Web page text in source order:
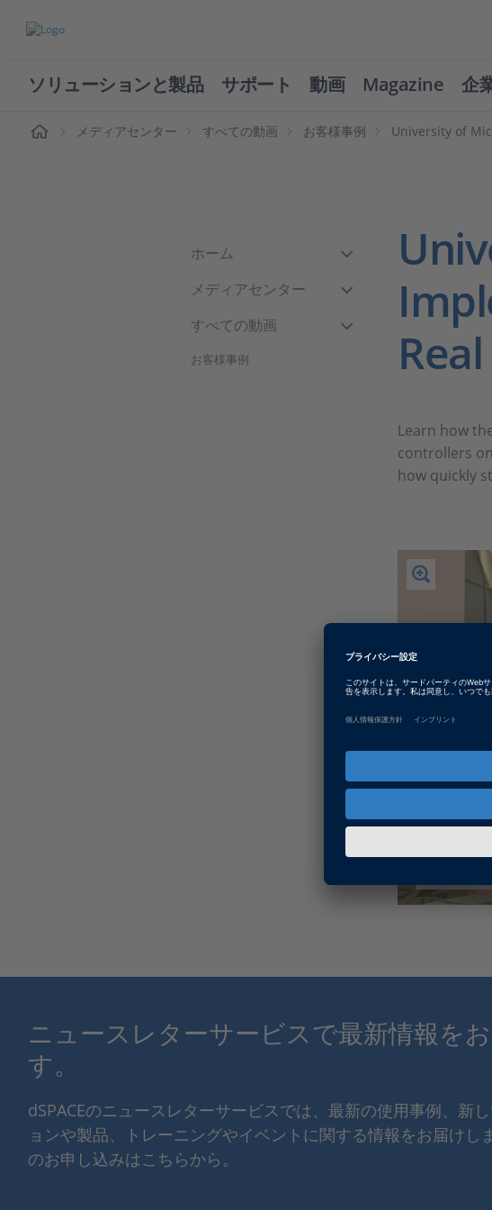
ソリューションと製品 サポート 動画 Magazine 企
メディアセンター すべての動画 お客様事例 University of
ホーム
メディアセンター
すべての動画
お客様事例
Learn how
controllers
how quickly
Training
ニュースレターサービスで最新情報を
す。
dSPACEのニュースレターサービスでは、最新の使用事例、新
ョンや製品、トレーニングやイベントに関する情報をお届けし
のお申し込みはこちらから。